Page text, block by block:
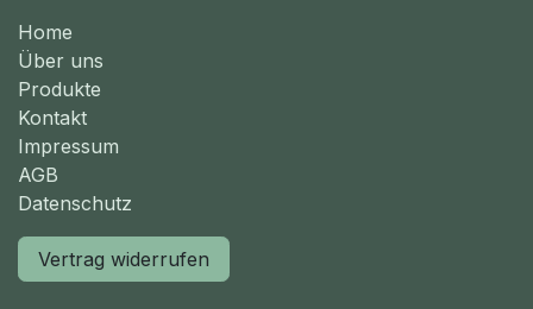
Home
Über uns
Produkte
Kontakt
Impressum
AGB
Datenschutz
Vertrag widerrufen